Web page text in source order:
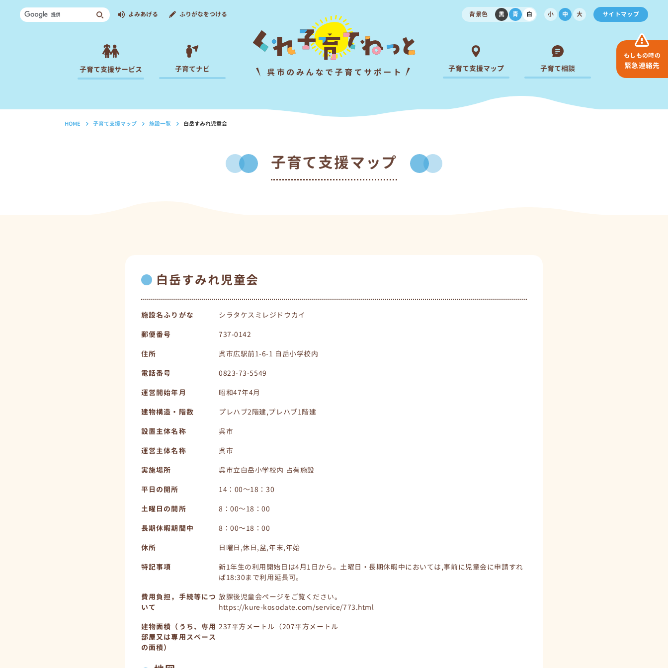
よみあげる ふりがなをつける 背景色 黒 青 白 小 中 大 サイトマップ
子育て支援サービス 子育てナビ 子育て支援マップ 子育て相談
もしもの時の
緊急連絡先
HOME 子育て支援マップ 施設一覧 白岳すみれ児童会
子育て支援マップ
白岳すみれ児童会
施設名ふりがな シラタケスミレジドウカイ
郵便番号 737-0142
住所 呉市広駅前1-6-1 白岳小学校内
電話番号 0823-73-5549
運営開始年月 昭和47年4月
建物構造・階数 プレハブ2階建,プレハブ1階建
設置主体名称 呉市
運営主体名称 呉市
実施場所 呉市立白岳小学校内 占有施設
平日の開所 14：00～18：30
土曜日の開所 8：00～18：00
長期休暇期間中 8：00～18：00
休所 日曜日,休日,盆,年末,年始
特記事項
新1年生の利用開始日は4月1日から。土曜日・長期休暇中においては,事前に児童会に申請すれ
ば18:30まで利用延長可。
費用負担，手続等につ
いて
放課後児童会ページをご覧ください。
https://kure-kosodate.com/service/773.html
建物面積（うち、専用
部屋又は専用スペース
の面積）
237平方メートル（207平方メートル